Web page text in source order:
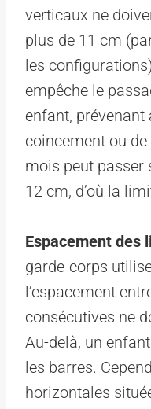
verticaux ne
plus de 11 cm
les
empêche le
enfant, prévenant
coincement ou de
mois peut passer
12 cm, d’où la
Espacement des
garde-corps
l’espacement
consécutives ne
Au-delà, un
les barres.
horizontales